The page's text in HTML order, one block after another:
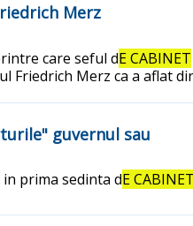
Merz
care seful dE CABINET
Friedrich Merz ca a aflat
guvernul sau
prima sedinta dE CABINET